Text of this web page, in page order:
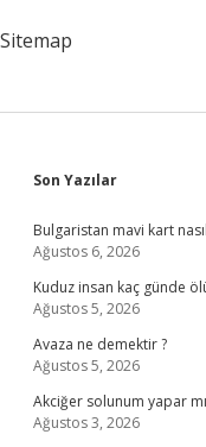
Sitemap
Sidebar
Son Yazılar
Bulgaristan mavi kart nasıl
Ağustos 6, 2026
Kuduz insan kaç günde
Ağustos 5, 2026
Avaza ne demektir ?
Ağustos 5, 2026
Akciğer solunum yapar
Ağustos 3, 2026